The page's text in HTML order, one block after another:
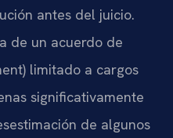
antes del juicio.
de un acuerdo de
limitado a cargos
significativamente
de algunos